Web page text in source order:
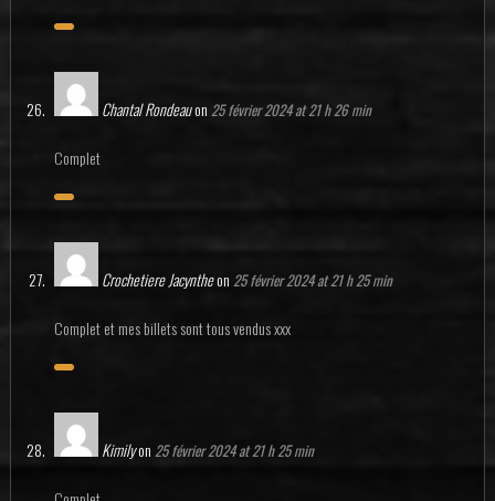
Chantal Rondeauon 25 février 2024 at 21 h 26 min
Complet
Crochetiere Jacyntheon 25 février 2024 at 21 h 25 min
Complet et mes billets sont tous vendus xxx
Kimilyon 25 février 2024 at 21 h 25 min